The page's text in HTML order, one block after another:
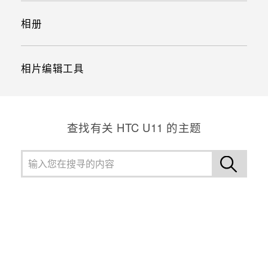
相册
相片编辑工具
查找有关 HTC U11 的主题